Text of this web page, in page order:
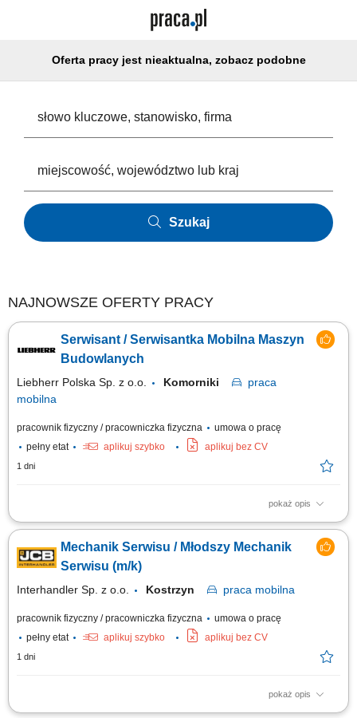
Oferta pracy jest nieaktualna, zobacz podobne
Szukaj
NAJNOWSZE OFERTY PRACY
Serwisant / Serwisantka Mobilna Maszyn
Budowlanych
Liebherr Polska Sp. z o.o. Komorniki
praca
mobilna
pracownik fizyczny / pracowniczka fizyczna
umowa o pracę
pełny etat
aplikuj szybko aplikuj bez CV
1 dni
pokaż opis
Serwisant / Serwisantka Mobilna Maszyn Budowlanych Miejsce pracy:
rekrutacja@liebherr.com lub Liebherr-Polska Sp. z o.o. ul.Hansa
Liebherra 8, 41-710 Ruda Śląska tel. 32 342 69 72 Dziękujemy za
Mechanik Serwisu / Młodszy Mechanik
Serwisu (m/k)
Interhandler Sp. z o.o. Kostrzyn praca mobilna
pracownik fizyczny / pracowniczka fizyczna
umowa o pracę
pełny etat
aplikuj szybko aplikuj bez CV
1 dni
pokaż opis
Opis stanowiska: wykonywanie napraw gwarancyjnych i